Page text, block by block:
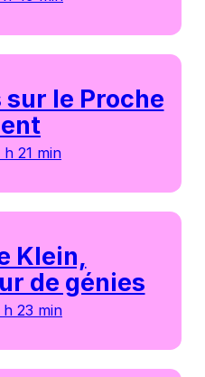
le Proche
h 21 min
Klein,
de génies
h 23 min